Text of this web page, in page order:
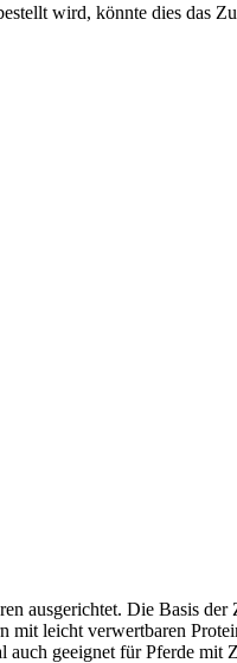
wird, könnte dies das
ausgerichtet. Die Basis
leicht verwertbaren
auch geeignet für Pferde mit